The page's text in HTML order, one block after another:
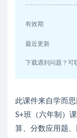
有效期
最近更新
下载遇到问题？
此课件来自学而
S+班（六年制）
算、分数应用题